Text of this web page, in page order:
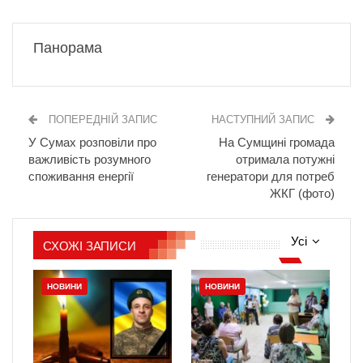
Панорама
ПОПЕРЕДНІЙ ЗАПИС
У Сумах розповіли про
важливість розумного
споживання енергії
НАСТУПНИЙ ЗАПИС
На Сумщині громада
отримала потужні
генератори для потреб
ЖКГ (фото)
Усі
СХОЖІ ЗАПИСИ
НОВИНИ НОВИНИ